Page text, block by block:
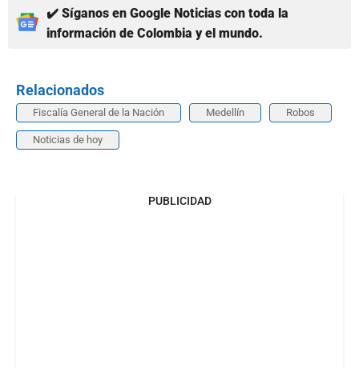
✔️ Síganos en Google Noticias con toda la
información de Colombia y el mundo.
Relacionados
Fiscalía General de la Nación Medellín Robos
Noticias de hoy
PUBLICIDAD